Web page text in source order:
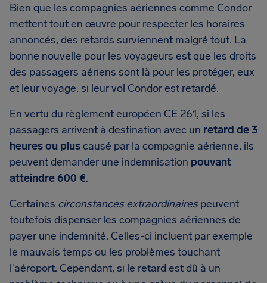
Bien que les compagnies aériennes comme Condor
mettent tout en œuvre pour respecter les horaires
annoncés, des retards surviennent malgré tout. La
bonne nouvelle pour les voyageurs est que les droits
des passagers aériens sont là pour les protéger, eux
et leur voyage, si leur vol Condor est retardé.
En vertu du règlement européen CE 261, si les
passagers arrivent à destination avec un retard de 3
heures ou pluscausé par la compagnie aérienne, ils
peuvent demander une indemnisation pouvant
atteindre 600 €.
Certaines circonstances extraordinairespeuvent
toutefois dispenser les compagnies aériennes de
payer une indemnité. Celles-ci incluent par exemple
le mauvais temps ou les problèmes touchant
l'aéroport. Cependant, si le retard est dû à un